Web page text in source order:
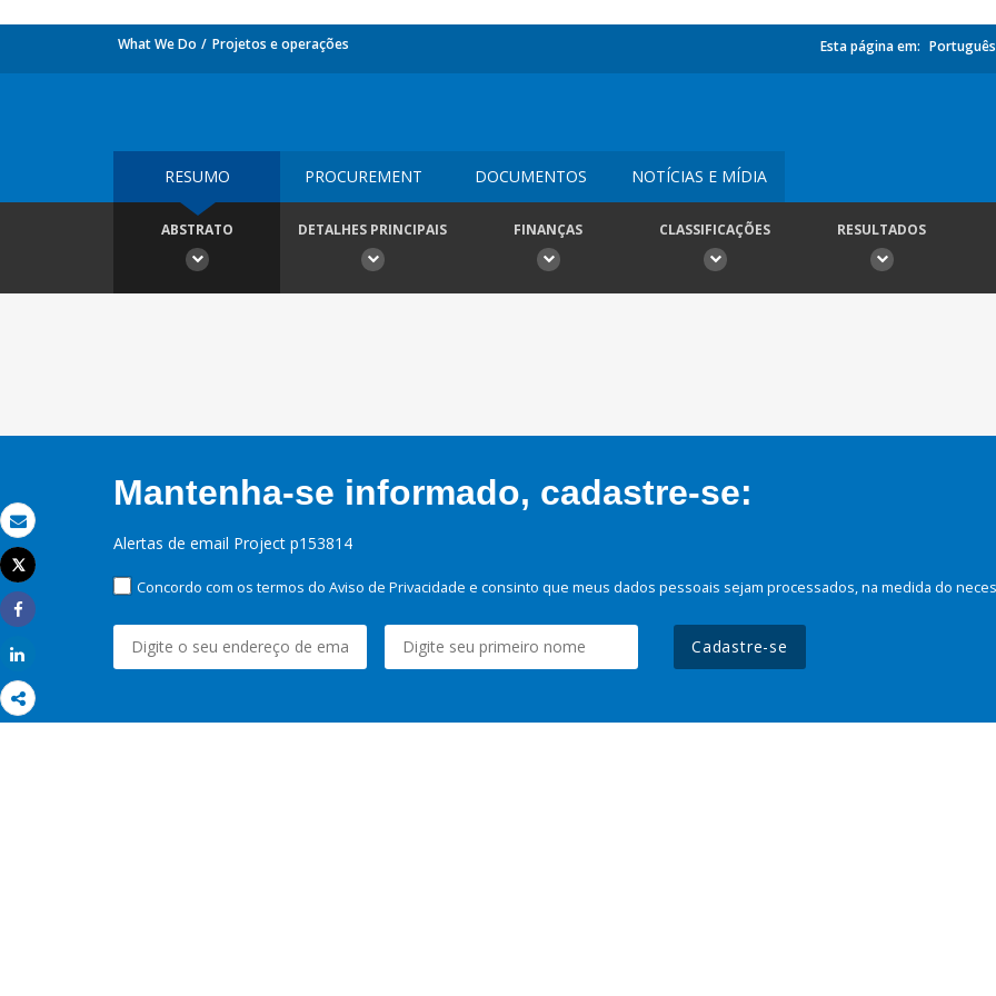
Email
Imprimir
Tweet
Share
What We Do Projetos e operações Esta página em: Português
RESUMO PROCUREMENT DOCUMENTOS NOTÍCIAS E MÍDIA
ABSTRATO DETALHES PRINCIPAIS FINANÇAS CLASSIFICAÇÕES RESULTADOS
Mantenha-se informado, cadastre-se:
Alertas de email Project p153814
Concordo com os termos do Aviso de Privacidade e consinto que meus dados pessoais sejam processados, na medida do
Cadastre-se